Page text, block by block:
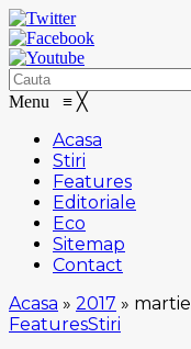
Menu ≡ ╳
Acasa
Stiri
Features
Editoriale
Eco
Sitemap
Contact
Acasa » 2017 » martie
FeaturesStiri